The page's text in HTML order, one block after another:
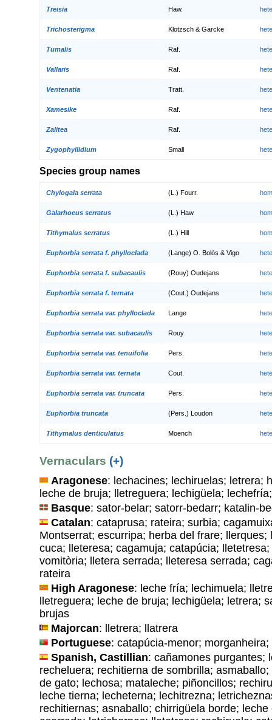
Treisia Haw.
Trichosterigma Klotzsch & Garcke
Tumalis Raf.
Vallaris Raf.
Ventenatia Tratt.
Xamesike Raf.
Zalitea Raf.
Zygophyllidium Small
Species group names
Chylogala serrata (L.) Fourr.
Galarhoeus serratus (L.) Haw.
Tithymalus serratus (L.) Hill
Euphorbia serrata f. phylloclada (Lange) O. Bolòs & Vigo
Euphorbia serrata f. subacaulis (Rouy) Oudejans
Euphorbia serrata f. ternata (Cout.) Oudejans
Euphorbia serrata var. phylloclada Lange
Euphorbia serrata var. subacaulis Rouy
Euphorbia serrata var. tenuifolia Pers.
Euphorbia serrata var. ternata Cout.
Euphorbia serrata var. truncata Pers.
Euphorbia truncata (Pers.) Loudon
Tithymalus denticulatus Moench
Vernaculars (+)
Aragonese: lechacines; lechiruelas; letrera;
leche de bruja; lletreguera; lechigüela;
Basque: sator-belar; satorr-bedarr; katalin-
Catalan: cataprusa; rateira; surbia;
Montserrat; escurripa; herba del frare; llerques;
cuca; lleteresa; cagamuja; catapúcia;
vomitòria; lletera serrada; lleteresa serrada;
rateira
High Aragonese: leche fría; lechimuela;
lletreguera; leche de bruja; lechigüela; letrera;
brujas
Majorcan: lletrera; llatrera
Portuguese: catapúcia-menor; morganheira;
Spanish, Castillian: cañamones purgantes;
recheluera; rechitierna de sombrilla;
de gato; lechosa; mataleche; piñoncillos;
leche tierna; lecheterna; lechitrezna;
rechitiernas; asnaballo; chirrigüela borde;